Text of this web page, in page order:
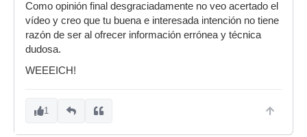
Como opinión final desgraciadamente no veo acertado el
vídeo y creo que tu buena e interesada intención no tiene
razón de ser al ofrecer información errónea y técnica
dudosa.
WEEEICH!
1